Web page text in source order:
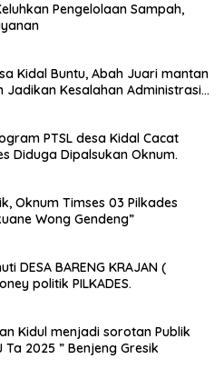
Pengelolaan Sampah,
Kidal Buntu, Abah Juari mantan
Jadikan Kesalahan Administrasi
PTSL desa Kidal Cacat
Diduga Dipalsukan Oknum.
Oknum Timses 03 Pilkades
Wong Gendeng”
DESA BARENG KRAJAN (
politik PILKADES.
Kidul menjadi sorotan Publik
2025 ” Benjeng Gresik